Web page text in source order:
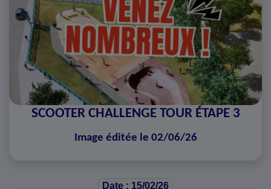
SCOOTER CHALLENGE TOUR ÉTAPE 3
Image éditée le 02/06/26
Date : 15/02/26